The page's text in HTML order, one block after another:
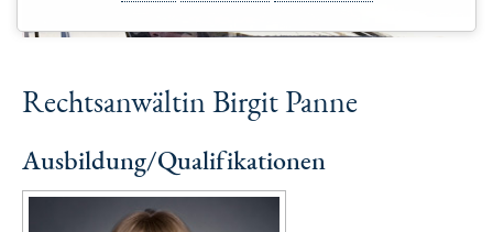
Rechtsanwältin Birgit Panne
Ausbildung/Qualifikationen